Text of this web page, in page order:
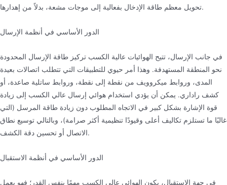
تحويل معظم طاقة الإدخال بفعالية إلى موجات مشعة، بدلاً من إهدارها.
الدور الأساسي في أنظمة الإرسال
في جانب الإرسال، تتيح الهوائيات عالية الكسب تركيز طاقة الإرسال المحدودة
نحو المنطقة المستهدفة. وهذا أمر حيوي للتطبيقات التي تتطلب اتصالات بعيدة
المدى، وروابط ميكروويف من نقطة إلى نقطة، وروابط ساتلية صاعدة، أو
كشف راداري. يمكن أن يؤدي استخدام هوائي إرسال عالي الكسب إلى زيادة
قوة الإشارة بشكل كبير في الاتجاه المطلوب دون زيادة طاقة المرسل (التي
غالبًا ما تستلزم تكاليف أعلى وقيودًا تنظيمية أكثر صرامة)، وبالتالي توسيع نطاق
الاتصال أو تحسين دقة الكشف.
الدور الأساسي في أنظمة الاستقبال
في جهة الاستقبال، يكون الهوائي عالي الكسب مهمًا بنفس القدر؛ فهو يعمل